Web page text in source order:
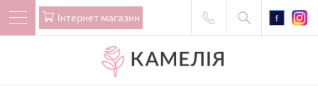
Iнтернет магазин